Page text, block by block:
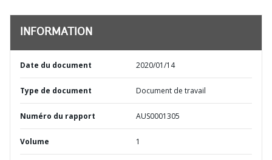
INFORMATION
Date du document 2020/01/14
Type de document Document de travail
Numéro du rapport AUS0001305
Volume 1